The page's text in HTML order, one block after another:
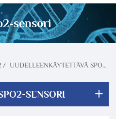
sensori
/ UUDELLEENKÄYTETTÄVÄ SPO2-SENSORI
SENSORI